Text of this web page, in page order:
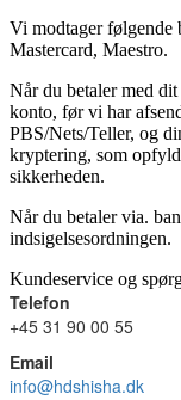
Vi modtager
Mastercard, Maestro.
Når du betaler med
konto, før vi har
PBS/Nets/Teller, og
kryptering, som
sikkerheden.
Når du betaler via.
indsigelsesordningen.
Kundeservice og
Telefon
+45 31 90 00 55
Email
info@hdshisha.dk